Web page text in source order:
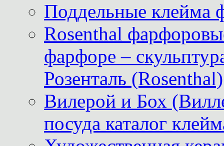
Поддельные клейма
Rosenthal
фарфоре –
Розенталь (Rosenthal)
Вилерой и Бох
посуда каталог